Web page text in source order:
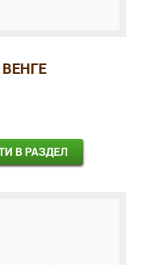
В РАЗДЕЛ